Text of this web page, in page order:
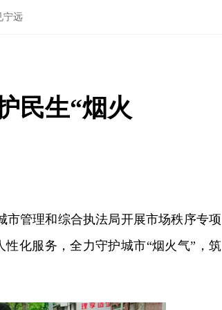
宁远
民生“烟火
市管理和综合执法局开展市场秩序专项
化服务，全力守护城市“烟火气”，筑